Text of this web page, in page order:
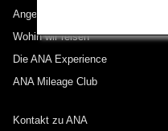
Angebote und Ankündigungen
Wohin wir reisen
Die ANA Experience
ANA Mileage Club
Kontakt zu ANA